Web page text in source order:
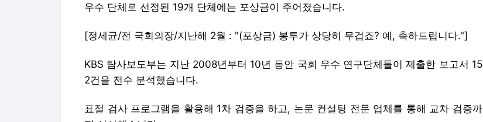
우수 단체로 선정된 19개 단체에는 포상금이 주어졌습니다.
[정세균/전 국회의장/지난해 2월 : "(포상금) 봉투가 상당히 무겁죠? 예, 축하드립니다."]
KBS 탐사보도부는 지난 2008년부터 10년 동안 국회 우수 연구단체들이 제출한 보고서 15
2건을 전수 분석했습니다.
표절 검사 프로그램을 활용해 1차 검증을 하고, 논문 컨설팅 전문 업체를 통해 교차 검증까